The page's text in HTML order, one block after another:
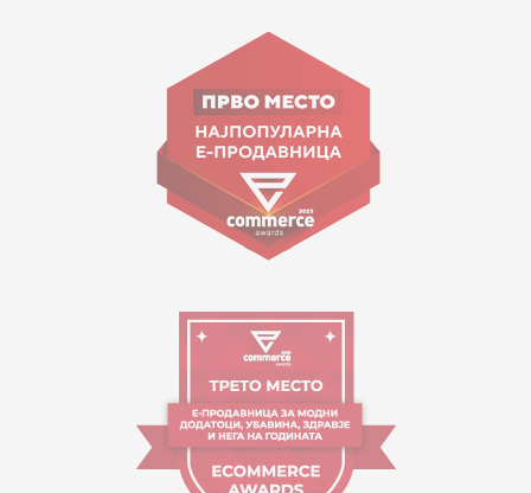
ул. Гоце Николовски бр.74 Скопје
contact@mytime.mk
Работно време:
09:00 до 17:00